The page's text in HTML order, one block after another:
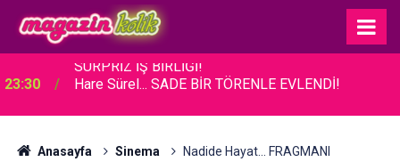
23:30 Hare Sürel... SADE BİR TÖRENLE EVLENDİ!
Anasayfa Sinema
Nadide Hayat... FRAGMANI